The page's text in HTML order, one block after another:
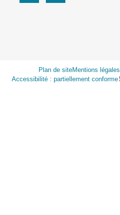
Plan de siteMentions légales
Accessibilité : partiellement conforme